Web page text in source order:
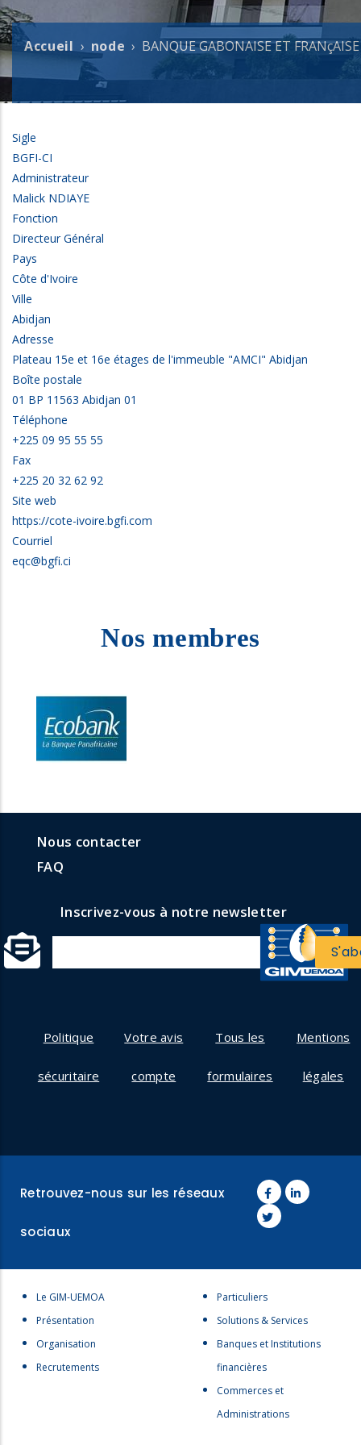
Fil
d'Ariane
Accueil node BANQUE GABONAISE ET
Sigle
BGFI-CI
Administrateur
Malick NDIAYE
Fonction
Directeur Général
Pays
Côte d'Ivoire
Ville
Abidjan
Adresse
Plateau 15e et 16e étages de l'immeuble "AMCI" Abidjan
Boîte postale
01 BP 11563 Abidjan 01
Téléphone
+225 09 95 55 55
Fax
+225 20 32 62 92
Site web
https://cote-ivoire.bgfi.com
Courriel
eqc@bgfi.ci
Nos membres
menuNous contacter
FAQ
Inscrivez-vous à notre newsletter
Menu
Politique
sécuritaire
Votre avis
compte
Tous les
formulaires
Mentions
légales
Retrouvez-nous sur les réseaux
sociaux
Menu
footer
Le GIM-UEMOA
Présentation
Organisation
Recrutements
Menu
footer
Particuliers
Solutions & Services
Banques et Institutions
financières
Commerces et
Administrations